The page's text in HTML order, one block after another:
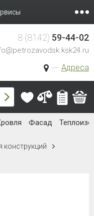
Адреса
8 (8142) 59-44-02
Фасад
конструкций